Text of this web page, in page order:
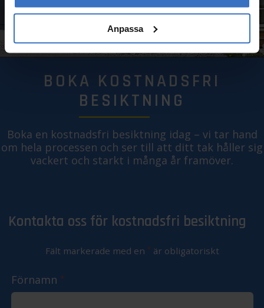
Anpassa
BOKA KOSTNADSFRI
BESIKTNING
Boka en kostnadsfri besiktning idag – vi tar hand
om hela processen och ser till att ditt tak håller sig
vackert och starkt i många år framöver.
Kontakta oss för kostnadsfri besiktning
Fält markerade med en * är obligatoriskt
Förnamn *